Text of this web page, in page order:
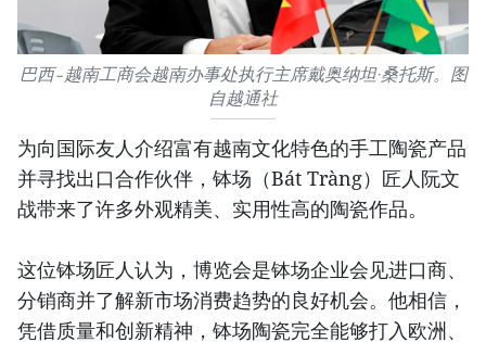
巴西–越南工商会越南办事处执行主席戴奥纳坦·桑托斯。图
自越通社
为向国际友人介绍富有越南文化特色的手工陶瓷产品
并寻找出口合作伙伴，钵场（Bát Tràng）匠人阮文
战带来了许多外观精美、实用性高的陶瓷作品。
这位钵场匠人认为，博览会是钵场企业会见进口商、
分销商并了解新市场消费趋势的良好机会。他相信，
凭借质量和创新精神，钵场陶瓷完全能够打入欧洲、